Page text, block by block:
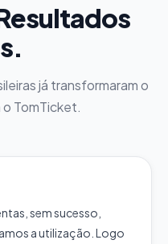
já transformaram o
TomTicket.
sem sucesso,
a utilização. Logo